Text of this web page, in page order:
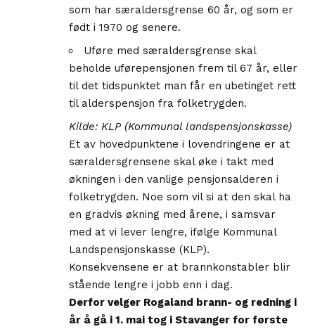
som har særaldersgrense 60 år, og som er
født i 1970 og senere.
Uføre med særaldersgrense skal
beholde uførepensjonen frem til 67 år, eller
til det tidspunktet man får en ubetinget rett
til alderspensjon fra folketrygden.
Kilde: KLP (Kommunal landspensjonskasse)
Et av hovedpunktene i lovendringene er at
særaldersgrensene skal øke i takt med
økningen i den vanlige pensjonsalderen i
folketrygden. Noe som vil si at den skal ha
en gradvis økning med årene, i samsvar
med at vi lever lengre, ifølge Kommunal
Landspensjonskasse (KLP).
Konsekvensene er at brannkonstabler blir
stående lengre i jobb enn i dag.
Derfor velger Rogaland brann- og redning i
år å gå i 1. mai tog i Stavanger for første